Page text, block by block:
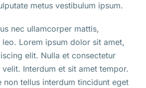
metus vestibulum ipsum.
nec ullamcorper mattis,
Lorem ipsum dolor sit amet,
elit. Nulla et consectetur
Interdum et sit amet tempor.
non tellus interdum tincidunt eget